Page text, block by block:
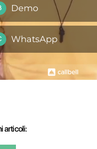
Telegram.
se desideri avere
su Callbelle su
tuoi clienti e